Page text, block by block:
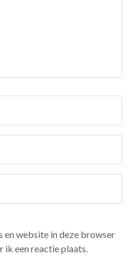
en website in deze browser
ik een reactie plaats.